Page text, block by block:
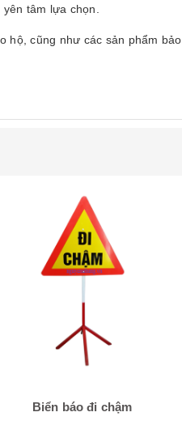
tâm lựa chọn.
hộ, cũng như các sản phẩm bảo
Biển báo đi chậm